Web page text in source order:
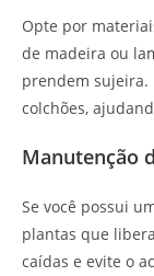
Opte por
de madeira ou
prendem sujeira.
colchões,
Manutenção
Se você possui
plantas que
caídas e evite o